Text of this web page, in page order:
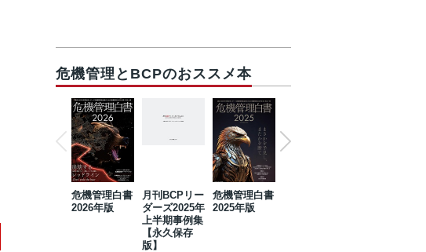
危機管理とBCPのおススメ本
危機管理白書
2026年版
月刊BCPリー
ダーズ2025年
上半期事例集
【永久保存
版】
危機管理白書
2025年版